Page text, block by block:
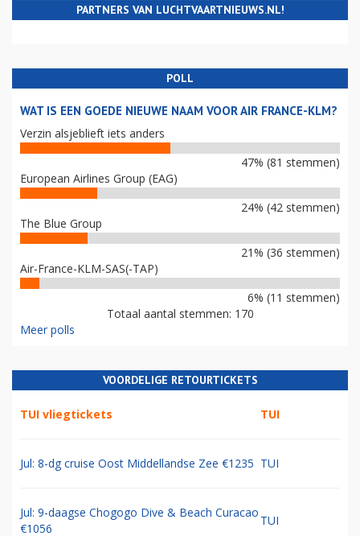
PARTNERS VAN LUCHTVAARTNIEUWS.NL!
POLL
WAT IS EEN GOEDE NIEUWE NAAM VOOR AIR FRANCE-KLM?
Verzin alsjeblieft iets anders
47% (81 stemmen)
European Airlines Group (EAG)
24% (42 stemmen)
The Blue Group
21% (36 stemmen)
Air-France-KLM-SAS(-TAP)
6% (11 stemmen)
Totaal aantal stemmen: 170
Meer polls
VOORDELIGE RETOURTICKETS
TUI vliegtickets TUI
Jul: 8-dg cruise Oost Middellandse Zee €1235 TUI
Jul: 9-daagse Chogogo Dive & Beach Curacao
€1056
TUI